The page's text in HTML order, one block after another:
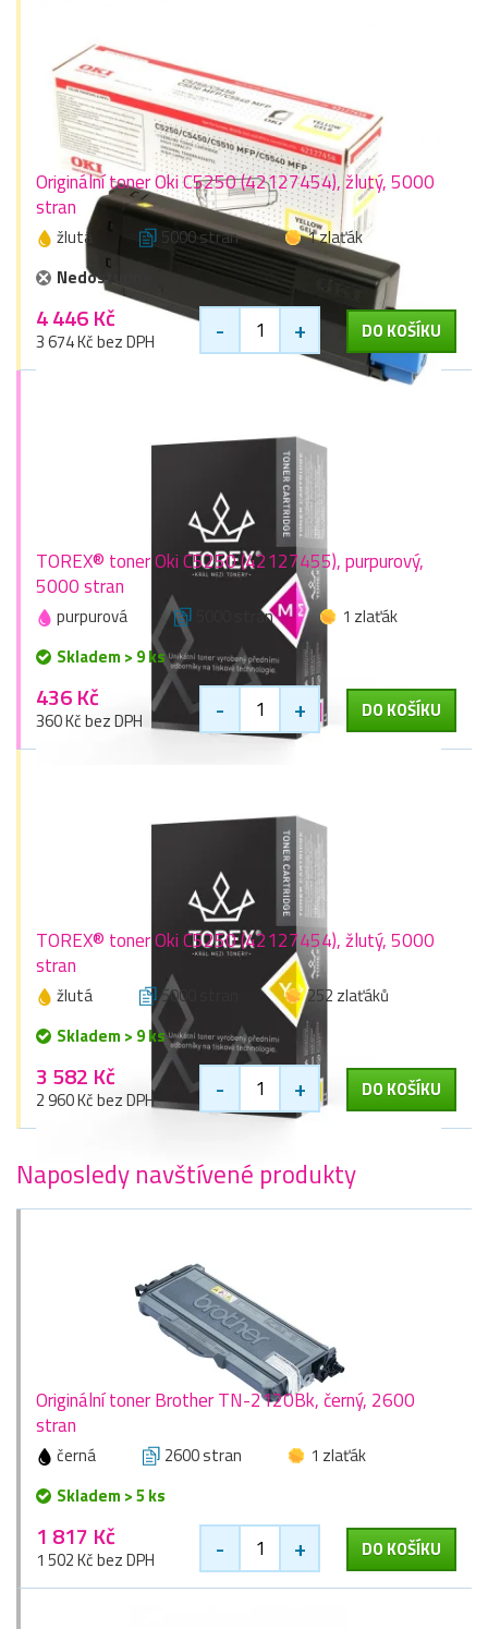
Originální toner Oki C5250 (42127454), žlutý, 5000
stran
žlutá 5000 stran
1 zlaťák
Nedostupné
4 446 Kč
3 674 Kč bez DPH - + DO KOŠÍKU
TOREX® toner Oki C5250 (42127455), purpurový,
5000 stran
purpurová 5000 stran
1 zlaťák
Skladem > 9 ks
436 Kč
360 Kč bez DPH - + DO KOŠÍKU
TOREX® toner Oki C5250 (42127454), žlutý, 5000
stran
žlutá 5000 stran
252 zlaťáků
Skladem > 9 ks
3 582 Kč
2 960 Kč bez DPH - + DO KOŠÍKU
Naposledy navštívené produkty
Originální toner Brother TN-2120Bk, černý, 2600
stran
černá 2600 stran
1 zlaťák
Skladem > 5 ks
1 817 Kč
1 502 Kč bez DPH - + DO KOŠÍKU